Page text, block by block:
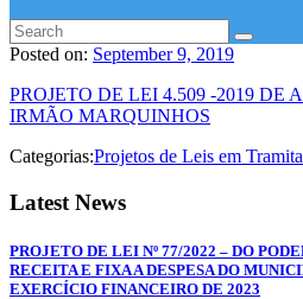
Posted on: September 9, 2019
PROJETO DE LEI 4.509 -2019 DE
IRMÃO MARQUINHOS
Categorias:Projetos de Leis em
Latest News
PROJETO DE LEI Nº 77/2022 – DO
RECEITA E FIXA A DESPESA DO
EXERCÍCIO FINANCEIRO DE 2023